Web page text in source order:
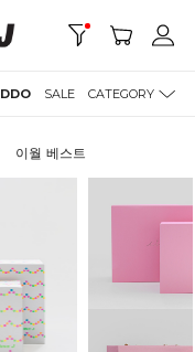
DDO SALE CATEGORY
이월 베스트